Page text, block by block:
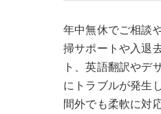
年中無休でご相談
掃サポートや入退
ト、英語翻訳やデ
にトラブルが発生
間外でも柔軟に対